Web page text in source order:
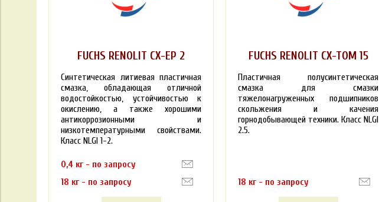
FUCHS RENOLIT CX-EP 2
Синтетическая литиевая пластичная
смазка, обладающая отличной
водостойкостью, устойчивостью к
окислению, а также хорошими
антикоррозионными и
низкотемпературными свойствами.
Класс NLGI 1-2.
0,4 кг - по запросу
18 кг - по запросу
FUCHS RENOLIT CX-TOM 15
Пластичная полусинтетическая
смазка для смазки
тяжелонагруженных подшипников
скольжения и качения
горнодобывающей техники. Класс NLGI
2.5.
18 кг - по запросу